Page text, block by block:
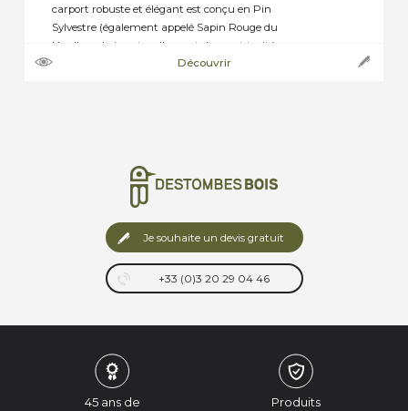
carport robuste et élégant est conçu en Pin
Sylvestre (également appelé Sapin Rouge du
Nord), un bois naturellement dense et traité en
autoclave classe 4 vert pour une protection
Découvrir
Je souhaite un devis gratuit
+33 (0)3 20 29 04 46
45 ans de
Produits